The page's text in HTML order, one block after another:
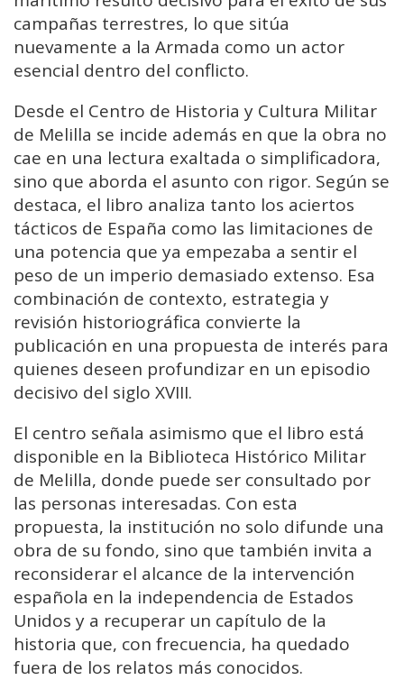
campañas terrestres, lo que sitúa
nuevamente a la Armada como un actor
esencial dentro del conflicto.
Desde el Centro de Historia y Cultura Militar
de Melilla se incide además en que la obra no
cae en una lectura exaltada o simplificadora,
sino que aborda el asunto con rigor. Según se
destaca, el libro analiza tanto los aciertos
tácticos de España como las limitaciones de
una potencia que ya empezaba a sentir el
peso de un imperio demasiado extenso. Esa
combinación de contexto, estrategia y
revisión historiográfica convierte la
publicación en una propuesta de interés para
quienes deseen profundizar en un episodio
decisivo del siglo XVIII.
El centro señala asimismo que el libro está
disponible en la Biblioteca Histórico Militar
de Melilla, donde puede ser consultado por
las personas interesadas. Con esta
propuesta, la institución no solo difunde una
obra de su fondo, sino que también invita a
reconsiderar el alcance de la intervención
española en la independencia de Estados
Unidos y a recuperar un capítulo de la
historia que, con frecuencia, ha quedado
fuera de los relatos más conocidos.